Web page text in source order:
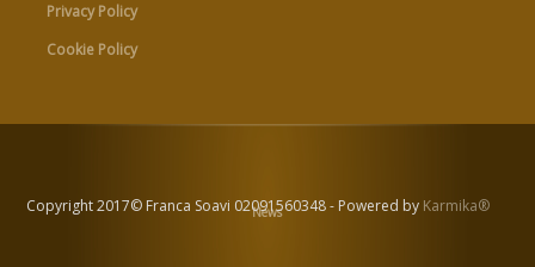
Privacy Policy
Cookie Policy
Copyright 2017© Franca Soavi 02091560348 - Powered by Karmika®
News